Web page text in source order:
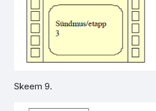
Skeem 9.